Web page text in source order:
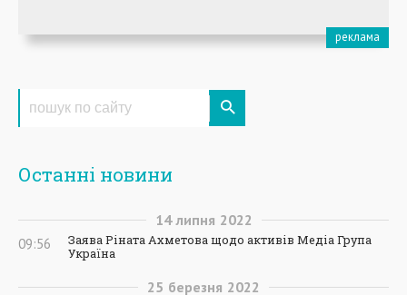
Останні новини
14 липня 2022
09:56
Заява Ріната Ахметова щодо активів Медіа Група
Україна
25 березня 2022